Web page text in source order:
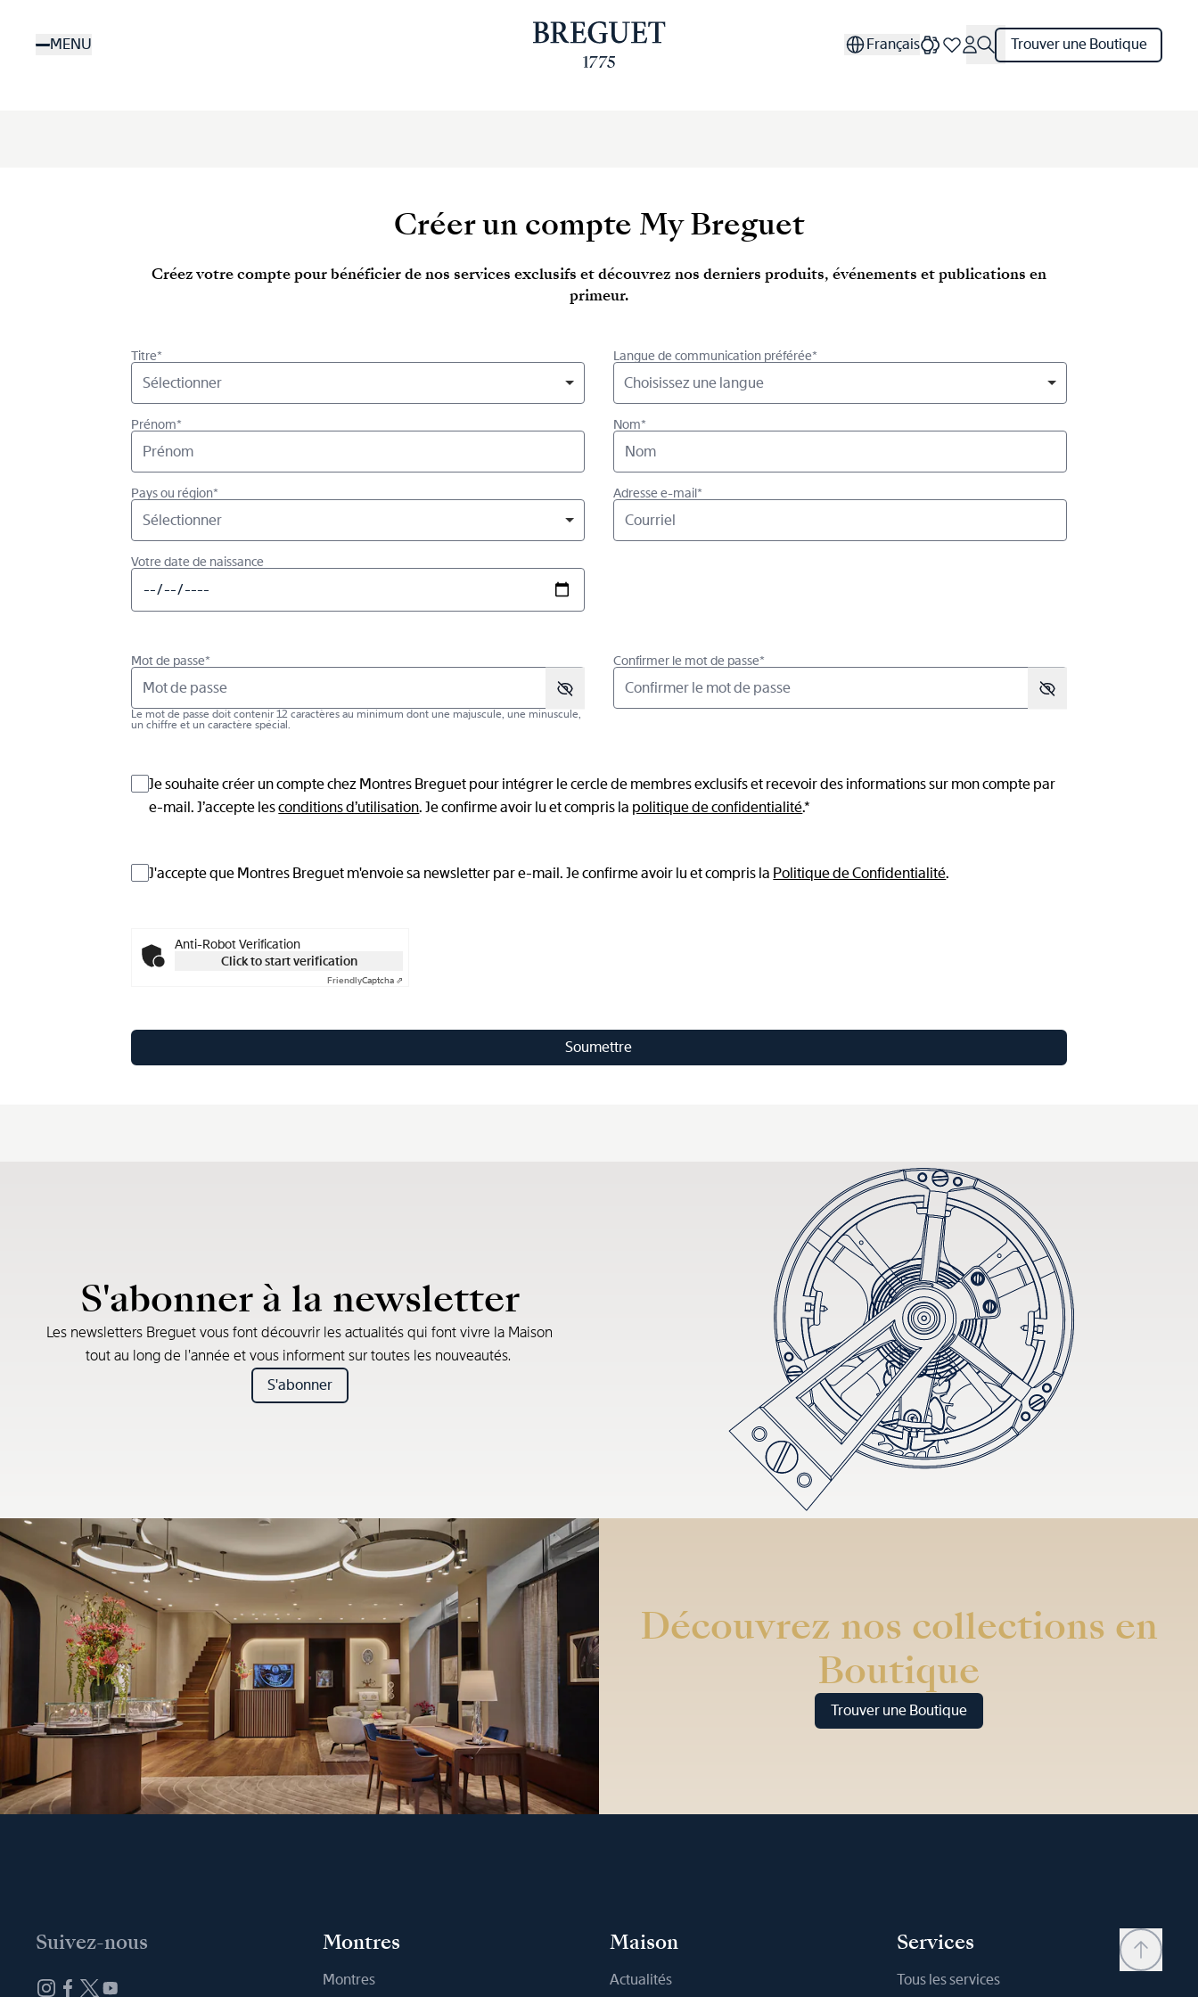
MENU Français Trouver une Boutique
Créer un compte My Breguet
Créez votre compte pour bénéficier de nos services exclusifs et découvrez nos derniers produits, événements et publications en
primeur.
Titre*
Sélectionner
Langue de communication préférée*
Choisissez une langue
Prénom* Nom*
Pays ou région*
Sélectionner
Adresse e-mail*
Votre date de naissance
Mot de passe*
Le mot de passe doit contenir 12 caractères au minimum dont une majuscule, une minuscule,
un chiffre et un caractère spécial.
Confirmer le mot de passe*
Je souhaite créer un compte chez Montres Breguet pour intégrer le cercle de membres exclusifs et recevoir des informations sur mon compte par
e-mail. J’accepte lesconditions d’utilisation. Je confirme avoir lu et compris la politique de confidentialité.*
J'accepte que Montres Breguet m'envoie sa newsletter par e-mail. Je confirme avoir lu et compris la Politique de Confidentialité.
Anti-Robot Verification
Click to start verification
FriendlyCaptcha ⇗
S'abonner à la newsletter
Les newsletters Breguet vous font découvrir les actualités qui font vivre la Maison
tout au long de l’année et vous informent sur toutes les nouveautés.
S'abonner
Découvrez nos collections en
Boutique
Trouver une Boutique
Suivez-nous Montres
Montres
Maison
Actualités
Services
Tous les services